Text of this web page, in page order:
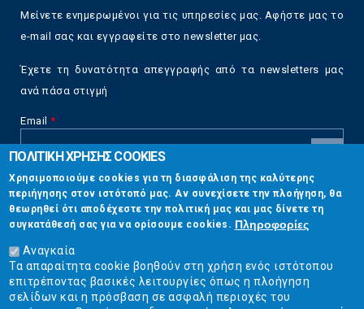
Μείνετε ενημερωμένοι για τις υπηρεσίες μας. Αφήστε μας το
e-mail σας και εγγραφείτε στο newsletter μας.
Έχετε τη δυνατότητα απεγγραφής από τα newsletters μας
ανά πάσα στιγμή
Email *
CAPTCHA
This
question is
for testing
whether or
not you are a
human visitor
and to
prevent
Επικοινωνία
Στουρνάρη 17, Αθήνα 10683
2103304444
info@ekpizo.gr
ΠΟΛΙΤΙΚΗ ΧΡΗΣΗΣ COOKIES
Χρησιμοποιούμε cookies για τη διασφάλιση της καλύτερης
περιήγησης στον ιστότοπό μας. Αν συνεχίσετε την πλοήγηση, θα
θεωρηθεί ότι αποδέχεστε την πολιτική μας και μας δίνετε τη
συγκατάθεσή σας για να ορίσουμε cookies. Πληροφορίες
Αναγκαία
Τα απαραίτητα cookie βοηθούν στη χρήση ενός ιστότοπου
επιτρέποντας βασικές λειτουργίες όπως η πλοήγηση
σελίδων και η πρόσβαση σε ασφαλή περιοχές του